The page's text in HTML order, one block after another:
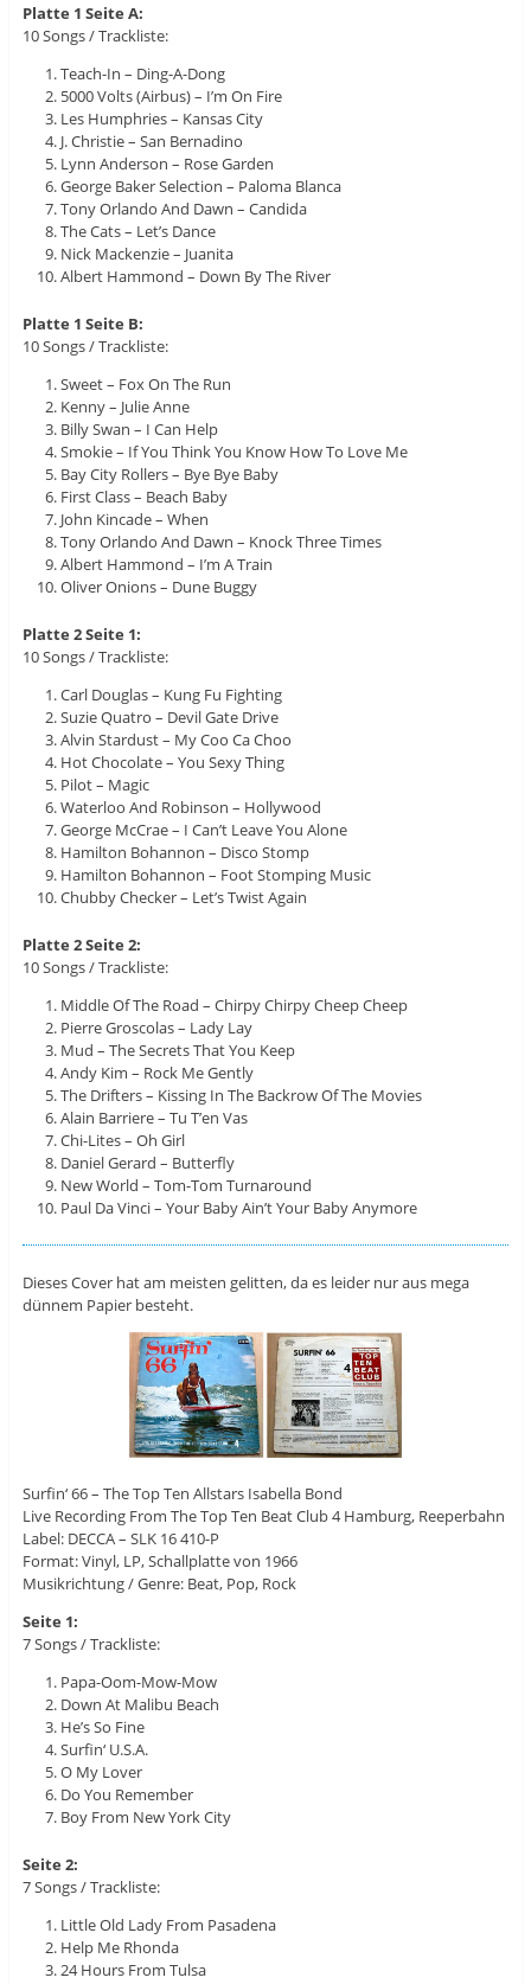
Platte 1 Seite A:
10 Songs / Trackliste:
Teach-In – Ding-A-Dong
5000 Volts (Airbus) – I’m On Fire
Les Humphries – Kansas City
J. Christie – San Bernadino
Lynn Anderson – Rose Garden
George Baker Selection – Paloma Blanca
Tony Orlando And Dawn – Candida
The Cats – Let’s Dance
Nick Mackenzie – Juanita
Albert Hammond – Down By The River
Platte 1 Seite B:
10 Songs / Trackliste:
Sweet – Fox On The Run
Kenny – Julie Anne
Billy Swan – I Can Help
Smokie – If You Think You Know How To Love Me
Bay City Rollers – Bye Bye Baby
First Class – Beach Baby
John Kincade – When
Tony Orlando And Dawn – Knock Three Times
Albert Hammond – I’m A Train
Oliver Onions – Dune Buggy
Platte 2 Seite 1:
10 Songs / Trackliste:
Carl Douglas – Kung Fu Fighting
Suzie Quatro – Devil Gate Drive
Alvin Stardust – My Coo Ca Choo
Hot Chocolate – You Sexy Thing
Pilot – Magic
Waterloo And Robinson – Hollywood
George McCrae – I Can’t Leave You Alone
Hamilton Bohannon – Disco Stomp
Hamilton Bohannon – Foot Stomping Music
Chubby Checker – Let’s Twist Again
Platte 2 Seite 2:
10 Songs / Trackliste:
Middle Of The Road – Chirpy Chirpy Cheep Cheep
Pierre Groscolas – Lady Lay
Mud – The Secrets That You Keep
Andy Kim – Rock Me Gently
The Drifters – Kissing In The Backrow Of The Movies
Alain Barriere – Tu T’en Vas
Chi-Lites – Oh Girl
Daniel Gerard – Butterfly
New World – Tom-Tom Turnaround
Paul Da Vinci – Your Baby Ain’t Your Baby Anymore
Dieses Cover hat am meisten gelitten, da es leider nur aus mega
dünnem Papier besteht.
Surfin‘ 66 – The Top Ten Allstars Isabella Bond
Live Recording From The Top Ten Beat Club 4 Hamburg, Reeperbahn
Label: DECCA – SLK 16 410-P
Format: Vinyl, LP, Schallplatte von 1966
Musikrichtung / Genre: Beat, Pop, Rock
Seite 1:
7 Songs / Trackliste:
Papa-Oom-Mow-Mow
Down At Malibu Beach
He’s So Fine
Surfin‘ U.S.A.
O My Lover
Do You Remember
Boy From New York City
Seite 2:
7 Songs / Trackliste:
Little Old Lady From Pasadena
Help Me Rhonda
24 Hours From Tulsa